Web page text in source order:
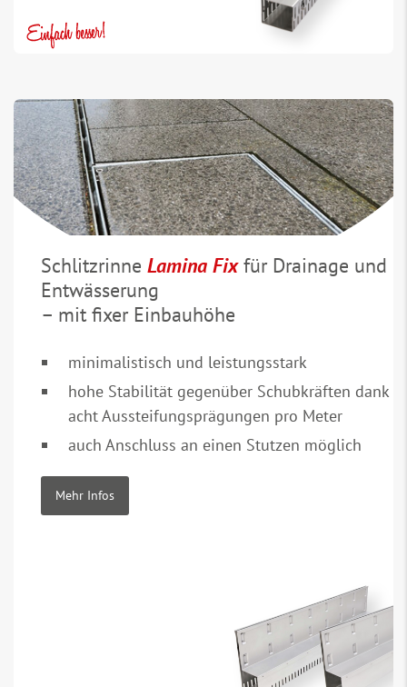
Schlitzrinne Lamina Fixfür Drainage und
Entwässerung
– mit fixer Einbauhöhe
minimalistisch und leistungsstark
hohe Stabilität gegenüber Schubkräften dank
acht Aussteifungsprägungen pro Meter
auch Anschluss an einen Stutzen möglich
Mehr Infos